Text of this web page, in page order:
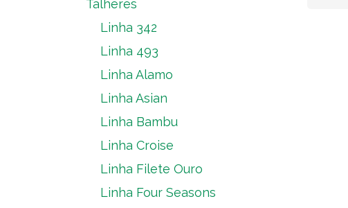
Talheres
Linha 342
Linha 493
Linha Alamo
Linha Asian
Linha Bambu
Linha Croise
Linha Filete Ouro
Linha Four Seasons